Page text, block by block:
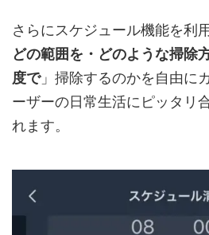
さらにスケジュール機能を利
どの範囲を・どのような掃除
度で」掃除するのかを自由に
ーザーの日常生活にピッタリ
れます。